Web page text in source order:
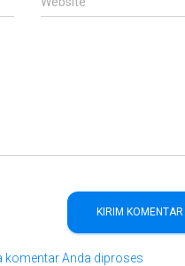
komentar Anda diproses